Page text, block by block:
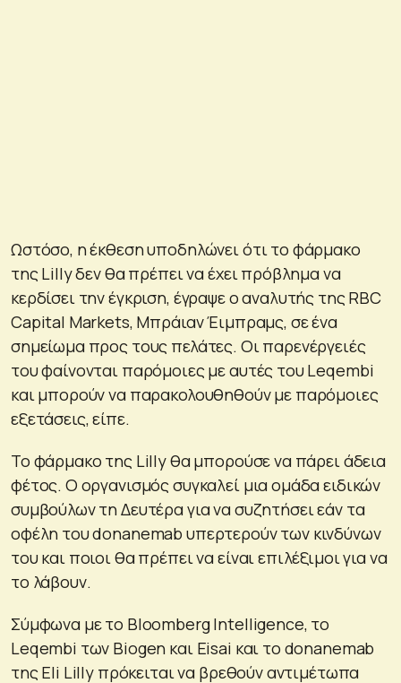
Ωστόσο, η έκθεση υποδηλώνει ότι το φάρμακο
της Lilly δεν θα πρέπει να έχει πρόβλημα να
κερδίσει την έγκριση, έγραψε ο αναλυτής της RBC
Capital Markets, Μπράιαν Έιμπραμς, σε ένα
σημείωμα προς τους πελάτες. Οι παρενέργειές
του φαίνονται παρόμοιες με αυτές του Leqembi
και μπορούν να παρακολουθηθούν με παρόμοιες
εξετάσεις, είπε.
Το φάρμακο της Lilly θα μπορούσε να πάρει άδεια
φέτος. Ο οργανισμός συγκαλεί μια ομάδα ειδικών
συμβούλων τη Δευτέρα για να συζητήσει εάν τα
οφέλη του donanemab υπερτερούν των κινδύνων
του και ποιοι θα πρέπει να είναι επιλέξιμοι για να
το λάβουν.
Σύμφωνα με το Bloomberg Intelligence, το
Leqembi των Biogen και Eisai και το donanemab
της Eli Lilly πρόκειται να βρεθούν αντιμέτωπα